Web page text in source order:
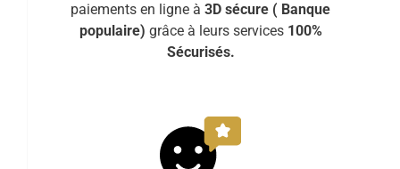
paiements en ligne à 3D sécure ( Banque
populaire) grâce à leurs services 100%
Sécurisés.